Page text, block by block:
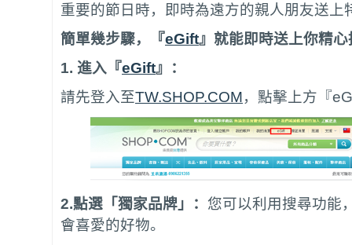
重要的節日時，即時為遠方的親人朋友送上
簡單幾步驟，『eGift』就能即時送上你精
1. 進入『eGift』：
請先登入至TW.SHOP.COM，點擊上方『
2.點選「獨家品牌」： 您可以利用搜尋功能
會喜愛的好物。